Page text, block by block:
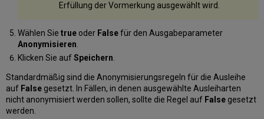
Erfüllung der Vormerkung ausgewählt wird.
Wählen Sie trueoder Falsefür den Ausgabeparameter
Anonymisieren.
Klicken Sie aufSpeichern
Standardmäßig sind die Anonymisierungsregeln für die Ausleihe
auf False gesetzt. In Fällen, in denen ausgewählte Ausleiharten
nicht anonymisiert werden sollen, sollte die Regel auf False gesetzt
werden.